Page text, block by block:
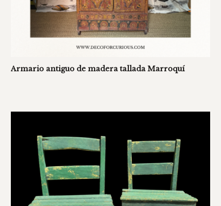
Armario antiguo de madera tallada Marroquí